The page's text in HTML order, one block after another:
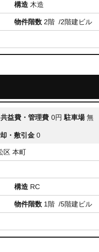
構造 木造
物件階数 2階 /2階建ビル
共益費・管理費 0円 駐車場 無
・敷引金 0
区 本町
構造 RC
物件階数 1階 /5階建ビル